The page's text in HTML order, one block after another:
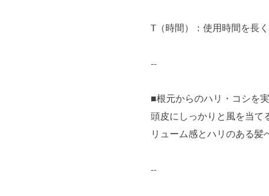
T（時間）：使用時間を長
--
■根元からのハリ・コシを
頭皮にしっかりと風を当て
リューム感とハリのある髪
--